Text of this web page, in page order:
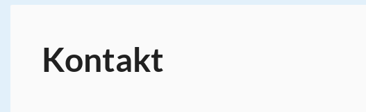
Kontakt